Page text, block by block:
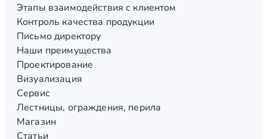
Этапы взаимодействия с клиентом
Контроль качества продукции
Письмо директору
Наши преимущества
Проектирование
Визуализация
Сервис
Лестницы, ограждения, перила
Магазин
Статьи